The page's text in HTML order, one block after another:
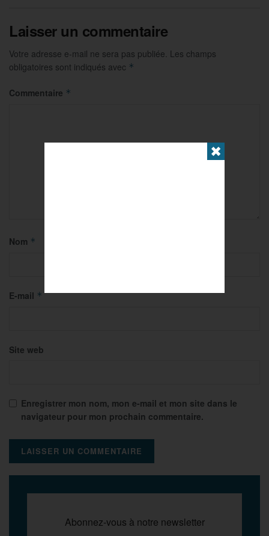
Laisser un commentaire
Votre adresse e-mail ne sera pas publiée. Les champs
obligatoires sont indiqués avec *
Commentaire *
Nom *
E-mail *
Site web
Enregistrer mon nom, mon e-mail et mon site dans le
navigateur pour mon prochain commentaire.
Abonnez-vous à notre newsletter
✖